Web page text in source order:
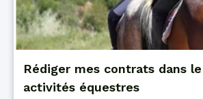
Rédiger mes contrats dans
activités équestres